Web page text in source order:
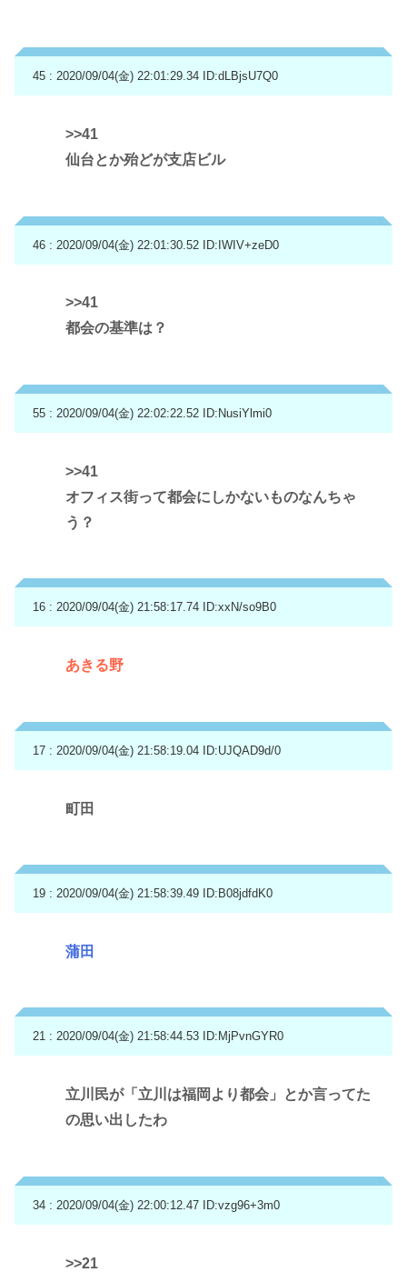
45 : 2020/09/04(金) 22:01:29.34 ID:dLBjsU7Q0
>>41
仙台とか殆どが支店ビル
46 : 2020/09/04(金) 22:01:30.52 ID:IWIV+zeD0
>>41
都会の基準は？
55 : 2020/09/04(金) 22:02:22.52 ID:NusiYlmi0
>>41
オフィス街って都会にしかないものなんちゃ
う？
16 : 2020/09/04(金) 21:58:17.74 ID:xxN/so9B0
あきる野
17 : 2020/09/04(金) 21:58:19.04 ID:UJQAD9d/0
町田
19 : 2020/09/04(金) 21:58:39.49 ID:B08jdfdK0
蒲田
21 : 2020/09/04(金) 21:58:44.53 ID:MjPvnGYR0
立川民が「立川は福岡より都会」とか言ってた
の思い出したわ
34 : 2020/09/04(金) 22:00:12.47 ID:vzg96+3m0
>>21